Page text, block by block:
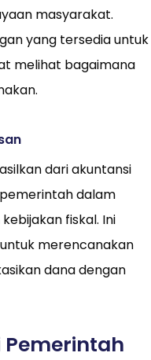
masyarakat.
yang tersedia untuk
melihat bagaimana
dari akuntansi
dalam
fiskal. Ini
merencanakan
dana dengan